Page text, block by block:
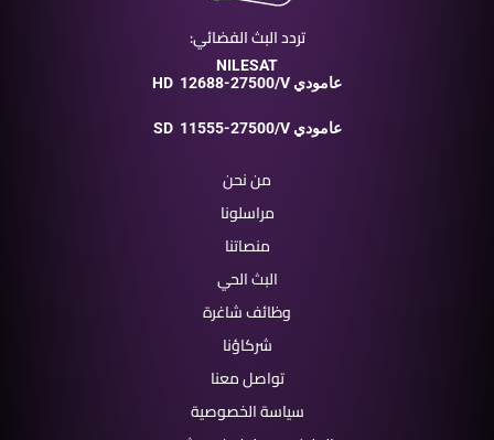
تردد البث الفضائي:
NILESAT
HD
12688-27500/V عامودي
SD 11555-27500/V عامودي
من نحن
مراسلونا
منصاتنا
البث الحي
وظائف شاغرة
شركاؤنا
تواصل معنا
سياسة الخصوصية